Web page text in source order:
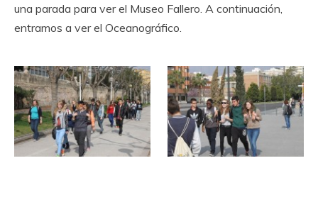
una parada para ver el Museo Fallero. A continuación,
entramos a ver el Oceanográfico.